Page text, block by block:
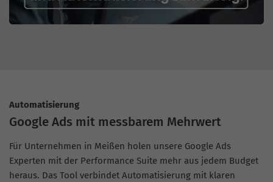
Automatisierung
Google Ads mit messbarem Mehrwert
Für Unternehmen in Meißen holen unsere Google Ads
Experten mit der Performance Suite mehr aus jedem Budget
heraus. Das Tool verbindet Automatisierung mit klaren